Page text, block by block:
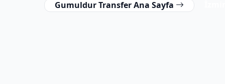
Gumuldur Transfer Ana Sayfa